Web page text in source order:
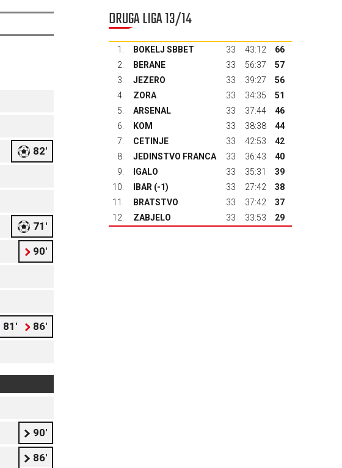
82'
71'
90'
81' 86'
90'
86'
DRUGA LIGA 13/14
1. BOKELJ SBBET 33 43:12
66
2.
BERANE 33 56:37
57
3.
JEZERO 33 39:27
56
4.
ZORA 33 34:35
51
5.
ARSENAL 33 37:44
46
6.
KOM 33 38:38
44
7.
CETINJE 33 42:53
42
8.
JEDINSTVO FRANCA 33 36:43
40
9.
IGALO 33 35:31
39
10.
IBAR (-1) 33 27:42
38
11.
BRATSTVO 33 37:42
37
12.
ZABJELO 33 33:53 29